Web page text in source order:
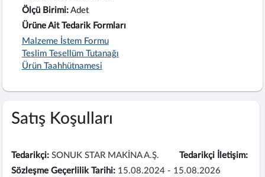
Ölçü Birimi: Adet
Ürüne Ait Tedarik Formları
Malzeme İstem Formu
Teslim Tesellüm Tutanağı
Ürün Taahhütnamesi
Satış Koşulları
Tedarikçi: SONUK STAR MAKİNA A.Ş.
Tedarikçi İletişim:
Sözleşme Geçerlilik Tarihi: 15.08.2024 - 15.08.2026